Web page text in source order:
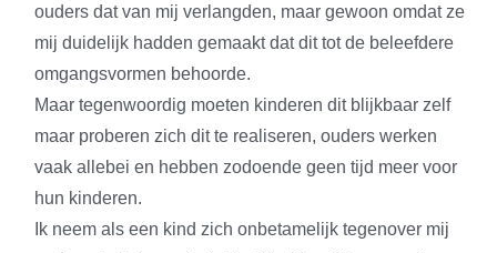
ouders dat van mij verlangden, maar gewoon omdat ze
mij duidelijk hadden gemaakt dat dit tot de beleefdere
omgangsvormen behoorde.
Maar tegenwoordig moeten kinderen dit blijkbaar zelf
maar proberen zich dit te realiseren, ouders werken
vaak allebei en hebben zodoende geen tijd meer voor
hun kinderen.
Ik neem als een kind zich onbetamelijk tegenover mij